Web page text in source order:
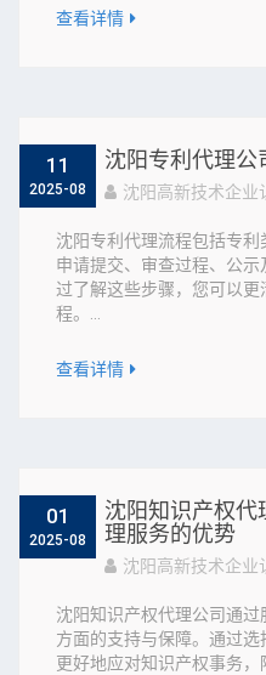
查看详情
11
2025-08
沈阳专利代理公
沈阳高新技术企业
沈阳专利代理流程包括专利
申请提交、审查过程、公
过了解这些步骤，您可以
程。...
查看详情
01
2025-08
沈阳知识产权代
理服务的优势
沈阳高新技术企业
沈阳知识产权代理公司通
方面的支持与保障。通过
更好地应对知识产权事务，